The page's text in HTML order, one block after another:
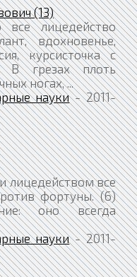
(13)
лицедейство
вдохновенье,
курсисточка с
В грезах плоть
ногах, ...
науки- 2011-
лицедейством все
фортуны. (6)
оно всегда
науки- 2011-